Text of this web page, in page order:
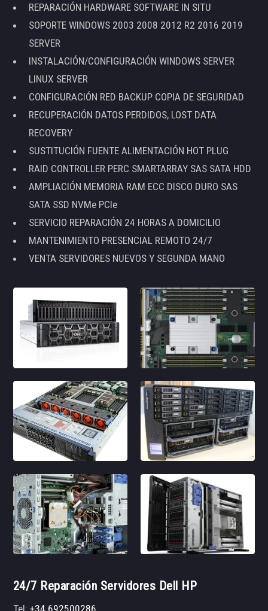
REPARACIÓN HARDWARE SOFTWARE IN SITU
SOPORTE WINDOWS 2003 2008 2012 R2 2016 2019
SERVER
INSTALACIÓN/CONFIGURACIÓN WINDOWS SERVER
LINUX SERVER
CONFIGURACIÓN RED BACKUP COPIA DE SEGURIDAD
RECUPERACIÓN DATOS PERDIDOS, LOST DATA
RECOVERY
SUSTITUCIÓN FUENTE ALIMENTACIÓN HOT PLUG
RAID CONTROLLER PERC SMARTARRAY SAS SATA HDD
AMPLIACIÓN MEMORIA RAM ECC DISCO DURO SAS
SATA SSD NVMe PCIe
SERVICIO REPARACIÓN 24 HORAS A DOMICILIO
MANTENIMIENTO PRESENCIAL REMOTO 24/7
VENTA SERVIDORES NUEVOS Y SEGUNDA MANO
24/7 Reparación Servidores Dell HP
Tel:+34 692500286